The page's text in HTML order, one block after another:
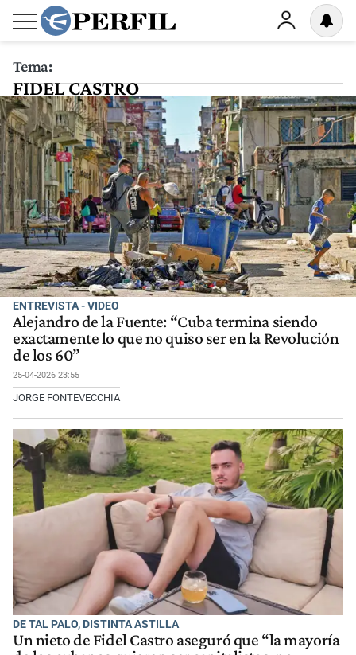
Tema:
FIDEL CASTRO
ENTREVISTA - VIDEO
Alejandro de la Fuente: “Cuba termina siendo
exactamente lo que no quiso ser en la Revolución
de los 60”
25-04-2026 23:55
JORGE FONTEVECCHIA
DE TAL PALO, DISTINTA ASTILLA
Un nieto de Fidel Castro aseguró que “la mayoría